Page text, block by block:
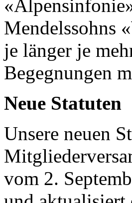
Mendelssohns
je länger je
Begegnungen
Neue Statuten
Unsere neuen
vom 2.